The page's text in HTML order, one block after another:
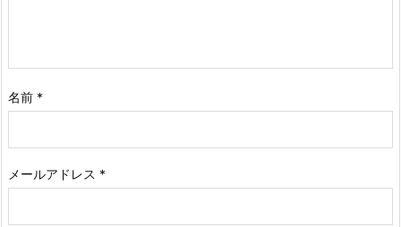
名前 *
メールアドレス *